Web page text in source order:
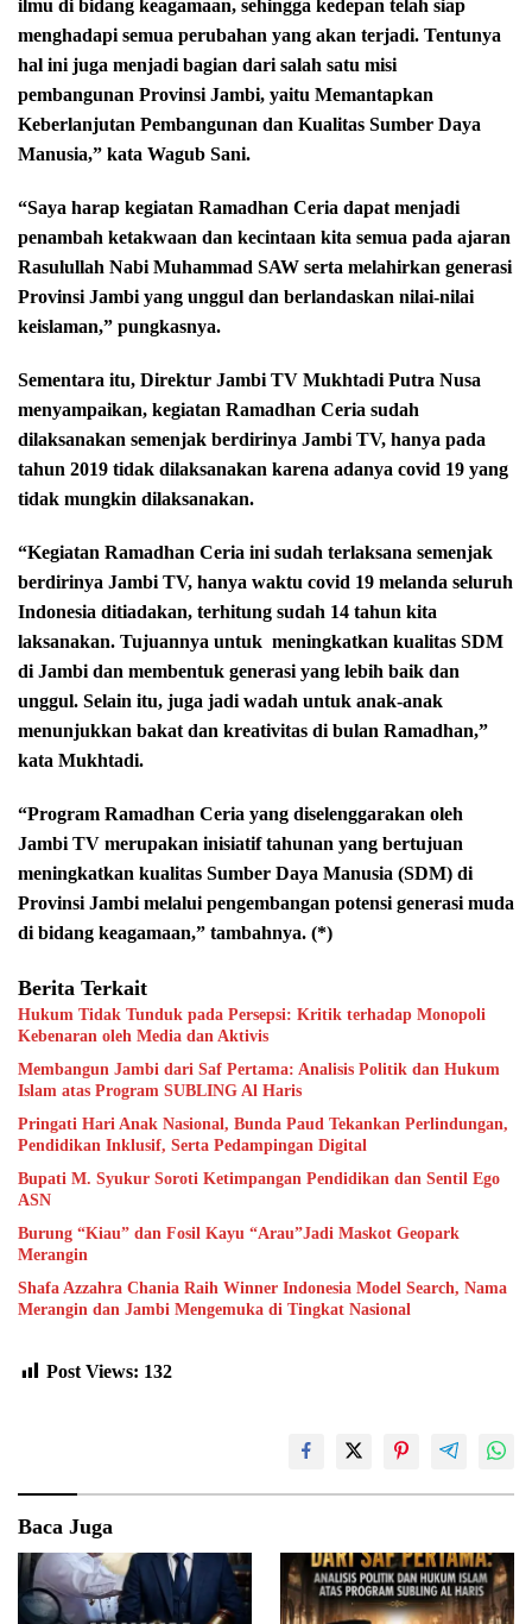
ilmu di bidang keagamaan, sehingga kedepan telah siap
menghadapi semua perubahan yang akan terjadi. Tentunya
hal ini juga menjadi bagian dari salah satu misi
pembangunan Provinsi Jambi, yaitu Memantapkan
Keberlanjutan Pembangunan dan Kualitas Sumber Daya
Manusia,” kata Wagub Sani.
“Saya harap kegiatan Ramadhan Ceria dapat menjadi
penambah ketakwaan dan kecintaan kita semua pada ajaran
Rasulullah Nabi Muhammad SAW serta melahirkan generasi
Provinsi Jambi yang unggul dan berlandaskan nilai-nilai
keislaman,” pungkasnya.
Sementara itu, Direktur Jambi TV Mukhtadi Putra Nusa
menyampaikan, kegiatan Ramadhan Ceria sudah
dilaksanakan semenjak berdirinya Jambi TV, hanya pada
tahun 2019 tidak dilaksanakan karena adanya covid 19 yang
tidak mungkin dilaksanakan.
“Kegiatan Ramadhan Ceria ini sudah terlaksana semenjak
berdirinya Jambi TV, hanya waktu covid 19 melanda seluruh
Indonesia ditiadakan, terhitung sudah 14 tahun kita
laksanakan. Tujuannya untuk meningkatkan kualitas SDM
di Jambi dan membentuk generasi yang lebih baik dan
unggul. Selain itu, juga jadi wadah untuk anak-anak
menunjukkan bakat dan kreativitas di bulan Ramadhan,”
kata Mukhtadi.
“Program Ramadhan Ceria yang diselenggarakan oleh
Jambi TV merupakan inisiatif tahunan yang bertujuan
meningkatkan kualitas Sumber Daya Manusia (SDM) di
Provinsi Jambi melalui pengembangan potensi generasi muda
di bidang keagamaan,” tambahnya. (*)
Berita Terkait
Hukum Tidak Tunduk pada Persepsi: Kritik terhadap Monopoli
Kebenaran oleh Media dan Aktivis
Membangun Jambi dari Saf Pertama: Analisis Politik dan Hukum
Islam atas Program SUBLING Al Haris
Pringati Hari Anak Nasional, Bunda Paud Tekankan Perlindungan,
Pendidikan Inklusif, Serta Pedampingan Digital
Bupati M. Syukur Soroti Ketimpangan Pendidikan dan Sentil Ego
ASN
Burung “Kiau” dan Fosil Kayu “Arau”Jadi Maskot Geopark
Merangin
Shafa Azzahra Chania Raih Winner Indonesia Model Search, Nama
Merangin dan Jambi Mengemuka di Tingkat Nasional
Post Views: 132
Baca Juga